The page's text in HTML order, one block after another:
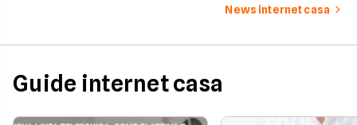
News internet casa
Guide internet casa